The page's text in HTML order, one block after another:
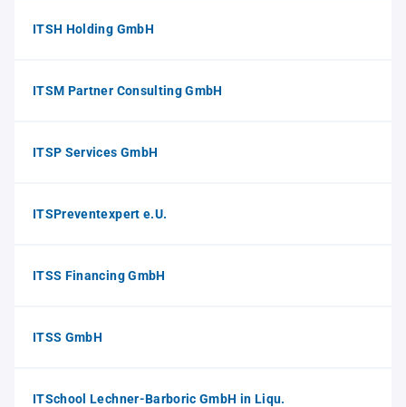
ITSH Holding GmbH
ITSM Partner Consulting GmbH
ITSP Services GmbH
ITSPreventexpert e.U.
ITSS Financing GmbH
ITSS GmbH
ITSchool Lechner-Barboric GmbH in Liqu.